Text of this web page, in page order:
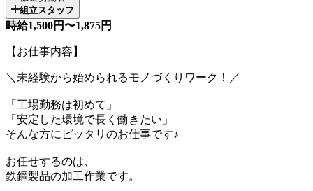
組立スタッフ
時給1,500円〜1,875円
【お仕事内容】
＼未経験から始められるモノづくりワーク！／
「工場勤務は初めて」
「安定した環境で長く働きたい」
そんな方にピッタリのお仕事です♪
お任せするのは、
鉄鋼製品の加工作業です。